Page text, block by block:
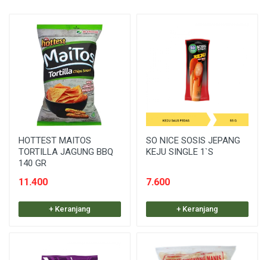
HOTTEST MAITOS
TORTILLA JAGUNG BBQ
140 GR
11.400
+ Keranjang
SO NICE SOSIS JEPANG
KEJU SINGLE 1`S
7.600
+ Keranjang